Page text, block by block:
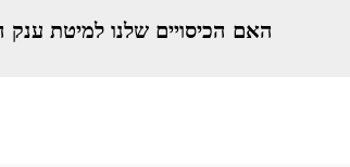
האם הכיסויים שלנו למיטת ענק